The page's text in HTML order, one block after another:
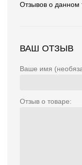
Отзывов о данном
ВАШ ОТЗЫВ
Ваше имя
Отзыв о товаре: